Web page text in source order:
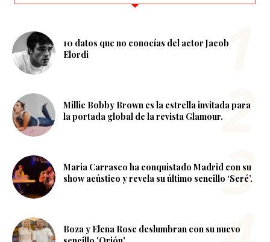
10 datos que no conocías del actor Jacob
Elordi
Millie Bobby Brown es la estrella invitada para
la portada global de la revista Glamour.
Maria Carrasco ha conquistado Madrid con su
show acústico y revela su último sencillo ‘Seré’.
Boza y Elena Rose deslumbran con su nuevo